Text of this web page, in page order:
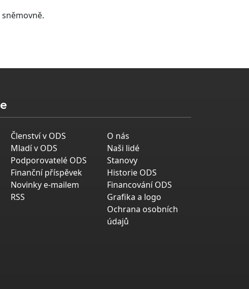
sněmovně.
Členství v ODS
Mladí v ODS
Podporovatelé ODS
Finanční příspěvek
Novinky e-mailem
RSS
O nás
Naši lidé
Stanovy
Historie ODS
Financování ODS
Grafika a logo
Ochrana osobních
údajů